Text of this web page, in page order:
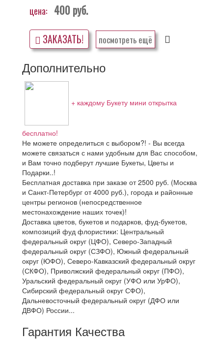
цена: 400руб.
ЗАКАЗАТЬ! посмотреть ещё
Дополнительно
+ каждому Букету мини открытка
бесплатно!
Не можете определиться с выбором?! - Вы всегда
можете связаться с нами удобным для Вас способом,
и Вам точно подберут лучшие Букеты, Цветы и
Подарки..!
Бесплатная доставка при заказе от 2500 руб. (Москва
и Санкт-Петербург от 4000 руб.), города и районные
центры регионов (непосредственное
местонахождение наших точек)!
Доставка цветов, букетов и подарков, фуд-букетов,
композиций фуд флористики: Центральный
федеральный округ (ЦФО), Северо-Западный
федеральный округ (СЗФО), Южный федеральный
округ (ЮФО), Северо-Кавказский федеральный округ
(СКФО), Приволжский федеральный округ (ПФО),
Уральский федеральный округ (УФО или УрФО),
Сибирский федеральный округ СФО),
Дальневосточный федеральный округ (ДФО или
ДВФО) России...
Гарантия Качества